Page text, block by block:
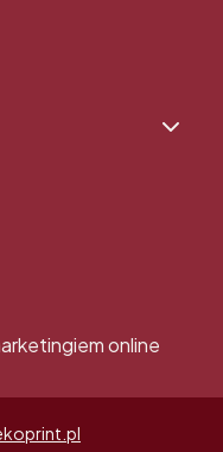
online